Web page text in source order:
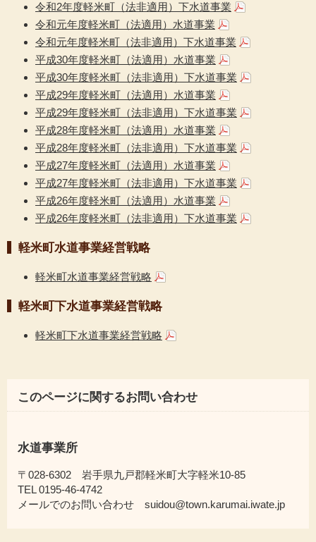
令和2年度軽米町（法非適用）下水道事業
令和元年度軽米町（法適用）水道事業
令和元年度軽米町（法非適用）下水道事業
平成30年度軽米町（法適用）水道事業
平成30年度軽米町（法非適用）下水道事業
平成29年度軽米町（法適用）水道事業
平成29年度軽米町（法非適用）下水道事業
平成28年度軽米町（法適用）水道事業
平成28年度軽米町（法非適用）下水道事業
平成27年度軽米町（法適用）水道事業
平成27年度軽米町（法非適用）下水道事業
平成26年度軽米町（法適用）水道事業
平成26年度軽米町（法非適用）下水道事業
軽米町水道事業経営戦略
軽米町水道事業経営戦略
軽米町下水道事業経営戦略
軽米町下水道事業経営戦略
このページに関するお問い合わせ
水道事業所
〒028-6302 岩手県九戸郡軽米町大字軽米10-85
TEL 0195-46-4742
メールでのお問い合わせ suidou@town.karumai.iwate.jp